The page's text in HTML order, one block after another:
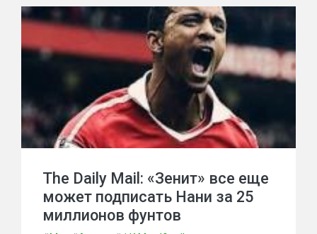
The Daily Mail: «Зенит» все еще
может подписать Нани за 25
миллионов фунтов